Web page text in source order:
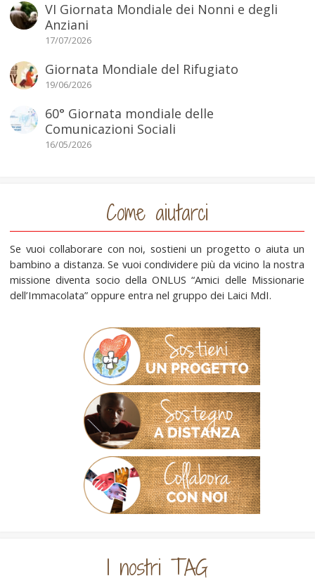
VI Giornata Mondiale dei Nonni e degli
Anziani
17/07/2026
Giornata Mondiale del Rifugiato
19/06/2026
60° Giornata mondiale delle
Comunicazioni Sociali
16/05/2026
Come aiutarci
Se vuoi collaborare con noi, sostieni un progetto o aiuta un
bambino a distanza. Se vuoi condividere più da vicino la nostra
missione diventa socio della ONLUS “Amici delle Missionarie
dell’Immacolata” oppure entra nel gruppo dei Laici MdI.
I nostri TAG